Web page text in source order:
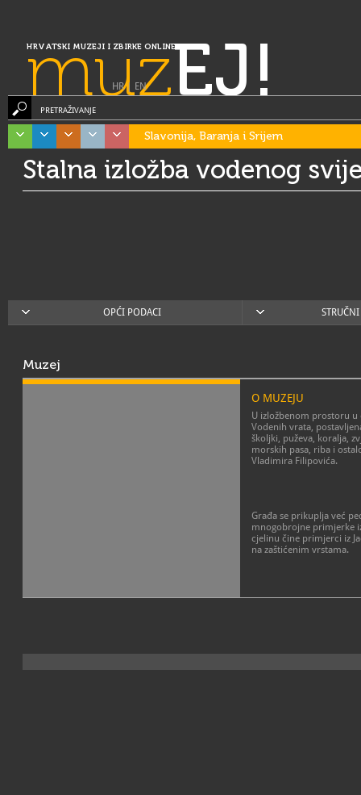
HRVATSKI MUZEJI I ZBIRKE ONLINE
muzEJ!
HR| EN
PRETRAŽIVANJE
Slavonija, Baranja i Srijem
Stalna izložba vodenog
OPĆI PODACI
Muzej
O MUZEJU
U izložbenom prostoru
Vodenih vrata,
školjki, puževa, koralja,
morskih pasa, riba i
Vladimira Filipovića.
Građa se prikuplja već
mnogobrojne primjerke
cjelinu čine primjerci iz
na zaštićenim vrstama.